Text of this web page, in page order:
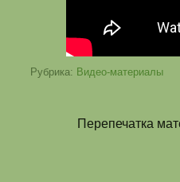
Рубрика: Видео-материалы
Перепечатка